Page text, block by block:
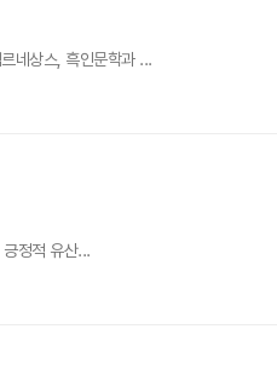
네상스, 흑인문학과 ...
정적 유산...